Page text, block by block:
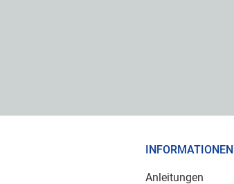
INFORMATIONEN
Anleitungen